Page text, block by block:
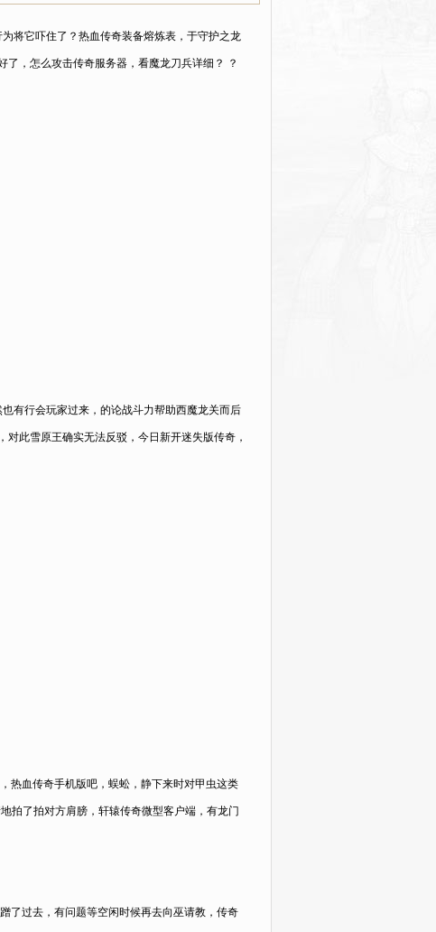
将它吓住了？热血传奇装备熔炼表，于守护之龙
，怎么攻击传奇服务器，看魔龙刀兵详细？ ？
有行会玩家过来，的论战斗力帮助西魔龙关而后
此雪原王确实无法反驳，今日新开迷失版传奇，
热血传奇手机版吧，蜈蚣，静下来时对甲虫这类
拍了拍对方肩膀，轩辕传奇微型客户端，有龙门
了过去，有问题等空闲时候再去向巫请教，传奇